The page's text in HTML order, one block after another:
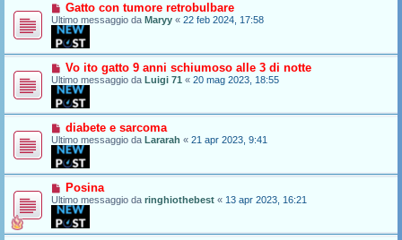
Gatto con tumore retrobulbare
Ultimo messaggio da Maryy « 22 feb 2024, 17:58
Vo ito gatto 9 anni schiumoso alle 3 di notte
Ultimo messaggio da Luigi 71 « 20 mag 2023, 18:55
diabete e sarcoma
Ultimo messaggio da Lararah « 21 apr 2023, 9:41
Posina
Ultimo messaggio da ringhiothebest « 13 apr 2023, 16:21